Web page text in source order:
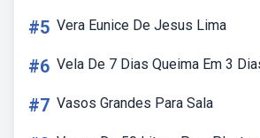
#5 Vera Eunice De Jesus Lima
#6 Vela De 7 Dias Queima Em 3
#7 Vasos Grandes Para Sala